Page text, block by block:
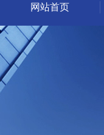
网站首页